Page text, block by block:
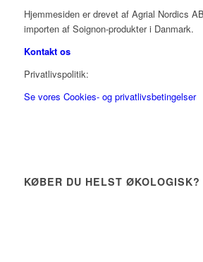
Hjemmesiden er drevet af Agrial Nordics
importen af Soignon-produkter i Danmark.
Kontakt os
Privatlivspolitik:
Se vores Cookies- og privatlivsbetingelser
KØBER DU HELST ØKOLOGISK?